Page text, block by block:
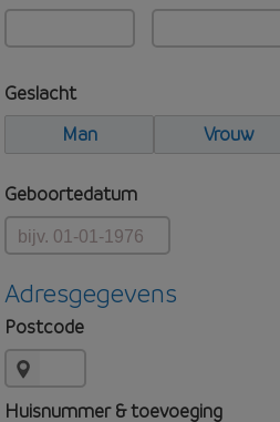
Geslacht
Man
Vrouw
Geboortedatum
Adresgegevens
Postcode
Huisnummer & toevoeging